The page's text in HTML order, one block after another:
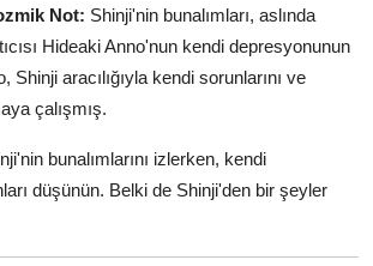
Not: Shinji'nin bunalımları, aslında
Hideaki Anno'nun kendi depresyonunun
Shinji aracılığıyla kendi sorunlarını ve
çalışmış.
bunalımlarını izlerken, kendi
düşünün. Belki de Shinji'den bir şeyler